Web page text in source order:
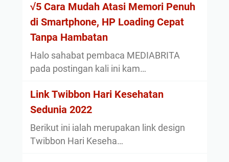
√5 Cara Mudah Atasi Memori Penuh
di Smartphone, HP Loading Cepat
Tanpa Hambatan
Halo sahabat pembaca MEDIABRITA
pada postingan kali ini kam…
Link Twibbon Hari Kesehatan
Sedunia 2022
Berikut ini ialah merupakan link design
Twibbon Hari Keseha…